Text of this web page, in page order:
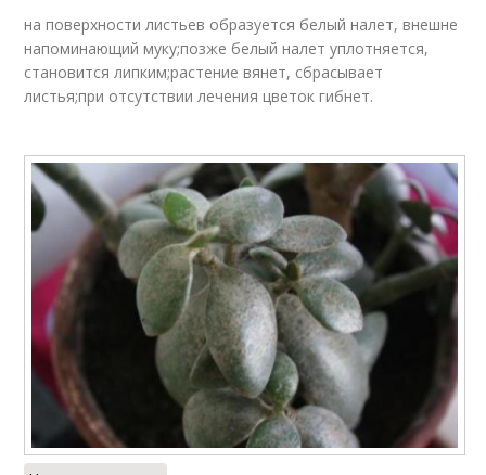
на поверхности листьев образуется белый налет, внешне
напоминающий муку;позже белый налет уплотняется,
становится липким;растение вянет, сбрасывает
листья;при отсутствии лечения цветок гибнет.